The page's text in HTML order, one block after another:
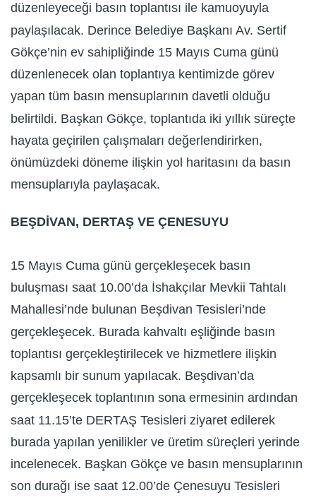
düzenleyeceği basın toplantısı ile kamuoyuyla
paylaşılacak. Derince Belediye Başkanı Av. Sertif
Gökçe’nin ev sahipliğinde 15 Mayıs Cuma günü
düzenlenecek olan toplantıya kentimizde görev
yapan tüm basın mensuplarının davetli olduğu
belirtildi. Başkan Gökçe, toplantıda iki yıllık süreçte
hayata geçirilen çalışmaları değerlendirirken,
önümüzdeki döneme ilişkin yol haritasını da basın
mensuplarıyla paylaşacak.
BEŞDİVAN, DERTAŞ VE ÇENESUYU
15 Mayıs Cuma günü gerçekleşecek basın
buluşması saat 10.00’da İshakçılar Mevkii Tahtalı
Mahallesi’nde bulunan Beşdivan Tesisleri’nde
gerçekleşecek. Burada kahvaltı eşliğinde basın
toplantısı gerçekleştirilecek ve hizmetlere ilişkin
kapsamlı bir sunum yapılacak. Beşdivan’da
gerçekleşecek toplantının sona ermesinin ardından
saat 11.15’te DERTAŞ Tesisleri ziyaret edilerek
burada yapılan yenilikler ve üretim süreçleri yerinde
incelenecek. Başkan Gökçe ve basın mensuplarının
son durağı ise saat 12.00’de Çenesuyu Tesisleri